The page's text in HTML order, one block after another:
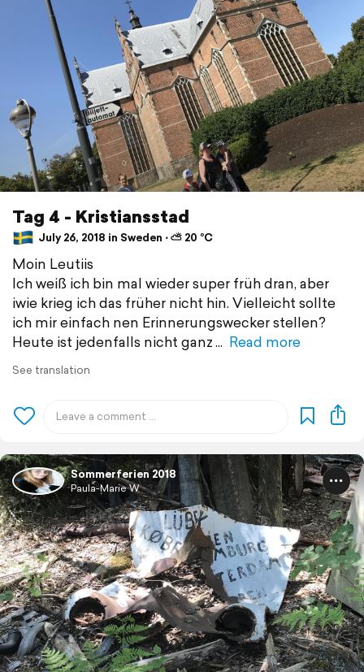
Tag 4 - Kristiansstad
July 26, 2018 in Sweden ⋅ ⛅ 20 °C
Moin Leutiis
Ich weiß ich bin mal wieder super früh dran, aber
iwie krieg ich das früher nicht hin. Vielleicht sollte
ich mir einfach nen Erinnerungswecker stellen?
Heute ist jedenfalls nicht ganz
Read more
See translation
Sommerferien 2018
Paula-Marie W